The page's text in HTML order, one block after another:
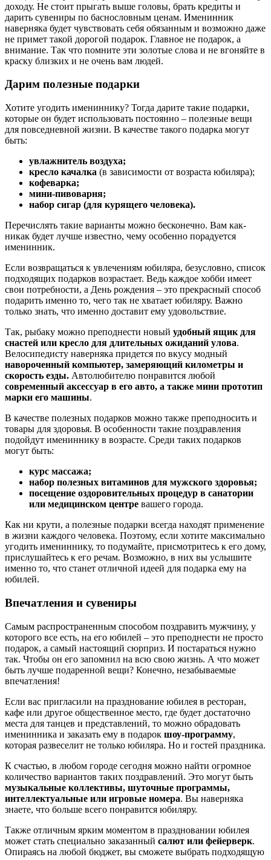
доходу. Не стоит прыгать выше головы, брать кредиты и
дарить сувениры по баснословным ценам. Именинник
наверняка будет чувствовать себя обязанным и возможно даже
не примет такой дорогой подарок. Главное не подарок, а
внимание. Так что помните эти золотые слова и не вгоняйте в
краску близких и не очень вам людей.
Дарим полезные подарки
Хотите угодить имениннику? Тогда дарите такие подарки,
которые он будет использовать постоянно – полезные вещи
для повседневной жизни. В качестве такого подарка могут
быть:
увлажнитель воздуха;
кресло качалка (в зависимости от возраста юбиляра);
кофеварка;
мини-пивоварня;
набор сигар (для курящего человека).
Перечислять такие варианты можно бесконечно. Вам как-
никак будет лучше известно, чему особенно порадуется
именинник.
Если возвращаться к увлечениям юбиляра, безусловно, список
подходящих подарков возрастает. Ведь каждое хобби имеет
свои потребности, а День рождения – это прекрасный способ
подарить именно то, чего так не хватает юбиляру. Важно
только знать, что именно доставит ему удовольствие.
Так, рыбаку можно преподнести новый удобный ящик для
снастей или кресло для длительных ожиданий улова.
Велосипедисту наверняка придется по вкусу модный
навороченный компьютер, замеряющий километры и
скорость езды. Автолюбителю понравится любой
современный аксессуар в его авто, а также мини прототип
марки его машины.
В качестве полезных подарков можно также преподносить и
товары для здоровья. В особенности такие поздравления
подойдут имениннику в возрасте. Среди таких подарков
могут быть:
курс массажа;
набор полезных витаминов для мужского здоровья;
посещение оздоровительных процедур в санатории
или медицинском центре вашего города.
Как ни крути, а полезные подарки всегда находят применение
в жизни каждого человека. Поэтому, если хотите максимально
угодить имениннику, то подумайте, присмотритесь к его дому,
прислушайтесь к его речам. Возможно, в них вы услышите
именно то, что станет отличной идеей для подарка ему на
юбилей.
Впечатления и сувениры
Самым распространенным способом поздравить мужчину, у
которого все есть, на его юбилей – это преподнести не просто
подарок, а самый настоящий сюрприз. И постараться нужно
так. Чтобы он его запомнил на всю свою жизнь. А что может
быть лучше подаренной вещи? Конечно, незабываемые
впечатления!
Если вас пригласили на празднование юбилея в ресторан,
кафе или другое общественное место, где будет достаточно
места для танцев и представлений, то можно обрадовать
именинника и заказать ему в подарок шоу-программу,
которая развеселит не только юбиляра. Но и гостей праздника.
К счастью, в любом городе сегодня можно найти огромное
количество вариантов таких поздравлений. Это могут быть
музыкальные коллективы, шуточные программы,
интеллектуальные или игровые номера. Вы наверняка
знаете, что больше всего понравится юбиляру.
Также отличным ярким моментом в праздновании юбилея
может стать специально заказанный салют или фейерверк.
Опираясь на любой бюджет, вы сможете выбрать подходящую